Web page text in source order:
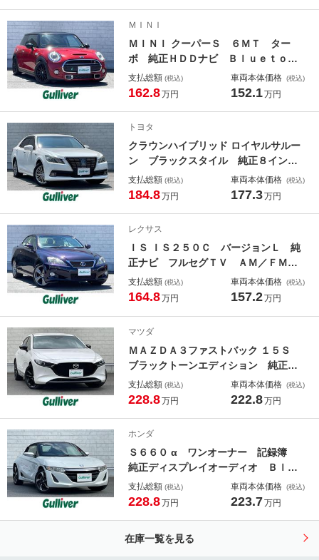
ーム ＬＥＤライト ドラレコ ＥＴ
Ｃ
ＭＩＮＩ
ＭＩＮＩ クーパーＳ ６ＭＴ ター
ボ 純正ＨＤＤナビ Ｂｌｕｅｔｏｏ
ｔｈ ＵＳＢ バックカメラ ドライ
ブレコーダー ＥＴＣ ＢＬＩＴＺ車
プッシュスタート
支払総額 (税込)
162.8万円
車両本体価格 (税込)
152.1万円
トヨタ
クラウンハイブリッド ロイヤルサルー
ン ブラックスタイル 純正８インチ
ナビ Ｂｌｕｅｔｏｏｔｈ フルセ
グ バックカメラ 後退時連動サイド
カーミラー ＡＣツインパネル 前ド
アイージークローザー
支払総額 (税込)
184.8万円
車両本体価格 (税込)
177.3万円
レクサス
ＩＳ ＩＳ２５０Ｃ バージョンＬ 純
正ナビ フルセグＴＶ ＡＭ／ＦＭ
Ｂｌｕｅｔｏｏｔｈ接続 バックモニ
ター ドライブレコーダー ビルトイ
Ｔ フルオートエアコン
支払総額 (税込)
164.8万円
車両本体価格 (税込)
157.2万円
マツダ
ＭＡＺＤＡ３ファストバック １５Ｓ
ブラックトーンエディション 純正８
型ナビ Ｂｌｕｅｔｏｏｔｈ フルセ
グ ＨＤＭＩ接続 全周囲カメラ 衝
コ ＥＴＣ ブラックトーンＥＤ内
装 社外ＡＷ付冬タイヤ有
支払総額 (税込)
228.8万円
車両本体価格 (税込)
222.8万円
ホンダ
Ｓ６６０ α ワンオーナー 記録簿
純正ディスプレイオーディオ Ｂｌｕ
ｅｔｏｏｔｈ クルーズコントロー
ル 半革 革巻きステアリング プッ
純正ＡＷ
支払総額 (税込)
228.8万円
車両本体価格 (税込)
223.7万円
在庫一覧を見る